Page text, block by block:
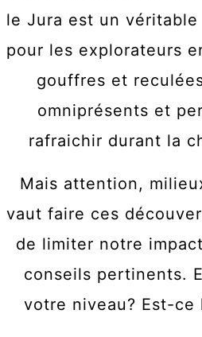
le Jura est un véritable
pour les explorateurs
gouffres et
omniprésents et
rafraichir durant la
Mais attention,
vaut faire ces
de limiter notre
conseils pertinents.
votre niveau? Est-ce